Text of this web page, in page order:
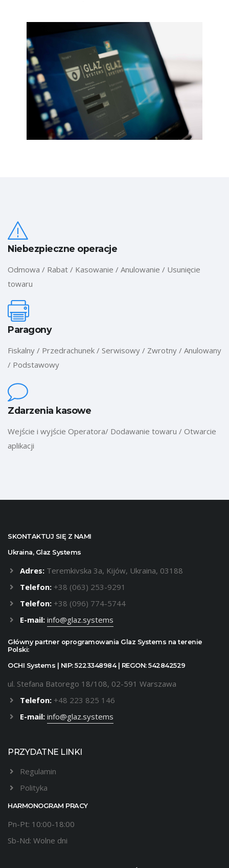
Niebezpieczne operacje
Odmowa / Rabat / Kasowanie / Anulowanie / Usunięcie
towaru
Paragony
Fiskalny / Przedrachunek / Serwisowy / Zwrotny / Anulowany
/ Podstawowy
Zdarzenia kasowe
Wejście i wyjście Operatora/ Dodawanie towaru / Otwarcie
aplikacji
SKONTAKTUJ SIĘ Z NAMI
Ukraina, Glaz Systems
Adres: Teremkivska 3a, Kijów, Ukraina, 03188
Telefon: +38 (063) 253-9291
Telefon: +38 (096) 774-5744
E-mail: info@glaz.systems
Główny partner oprogramowania Glaz Systems na terenie
Polski:
OCHI Systems | NIP: 5223348984 | REGON: 542842529
ul. Stefana Batorego 18/108, 02-591 Warszawa
Telefon: +48 223 825 146
E-mail: info@glaz.systems
PRZYDATNE LINKI
Regulamin
Polityka
HARMONOGRAM PRACY
Pn-Pt: 10:00-18:00
Sb-Nd: Wolne dni